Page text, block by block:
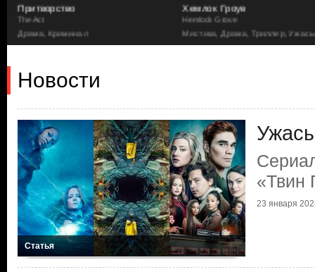
Притворство
The Act
Драма, Криминал
Хемлок Гроув
Hemlock Grove
Мистика, Драма, Триллер, Ужасы
Новости
Статья
«Твин
23 января